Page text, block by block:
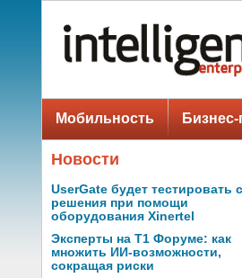
Мобильность
Новости
UserGate будет тестировать
решения при помощи
оборудования Xinertel
Эксперты на Т1 Форуме: как
множить ИИ-возможности,
сокращая риски